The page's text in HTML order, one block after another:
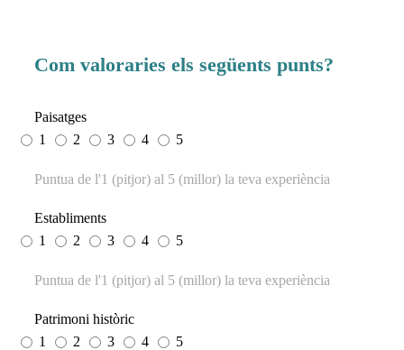
Com valoraries els següents punts?
Paisatges
1
2 3 4 5
Puntua de l'1 (pitjor) al 5 (millor) la teva experiència
Establiments
1
2 3 4 5
Puntua de l'1 (pitjor) al 5 (millor) la teva experiència
Patrimoni històric
1
2 3 4 5